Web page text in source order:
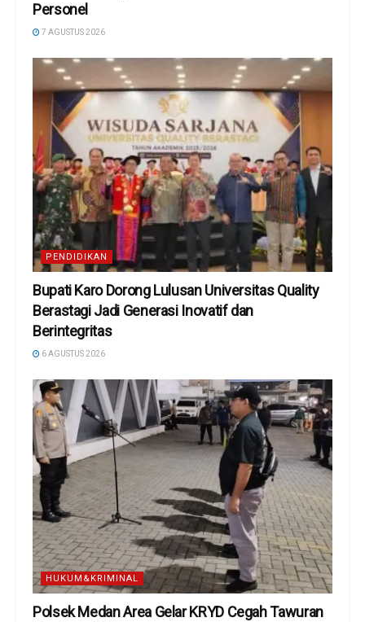
Personel
7 AGUSTUS 2026
PENDIDIKAN
Bupati Karo Dorong Lulusan Universitas Quality
Berastagi Jadi Generasi Inovatif dan
Berintegritas
6 AGUSTUS 2026
HUKUM&KRIMINAL
Polsek Medan Area Gelar KRYD Cegah Tawuran